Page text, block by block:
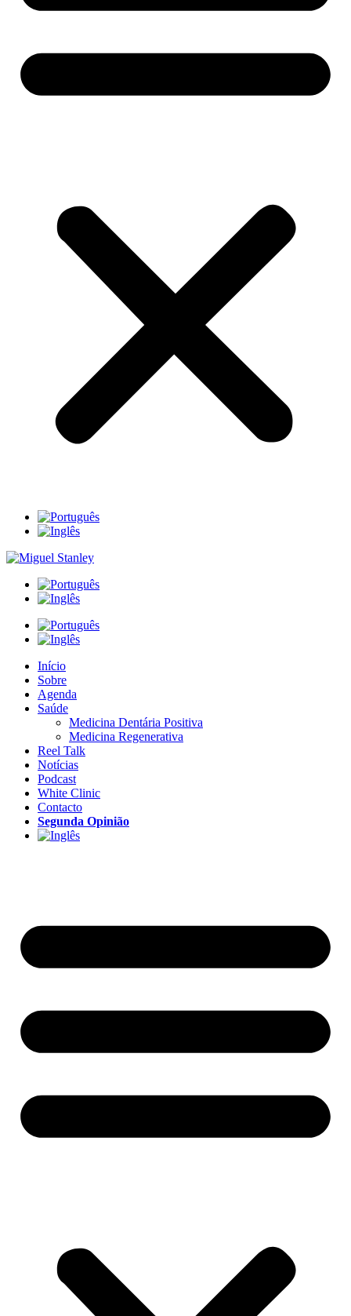
Início
Sobre
Agenda
Saúde
Medicina Dentária Positiva
Medicina Regenerativa
Reel Talk
Notícias
Podcast
White Clinic
Contacto
Segunda Opinião